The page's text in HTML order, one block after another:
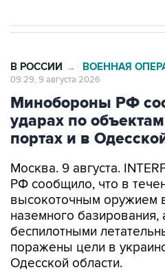
В РОССИИ → ВОЕННАЯ
09:29, 9 августа 2026
Минобороны РФ
ударах по
портах и в
Москва. 9 августа.
РФ сообщило, что в
высокоточным оружием
наземного
беспилотными
поражены цели в
Одесской области.